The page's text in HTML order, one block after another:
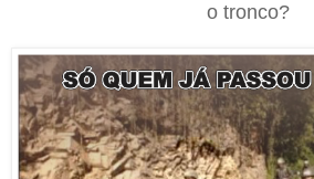
o tronco?